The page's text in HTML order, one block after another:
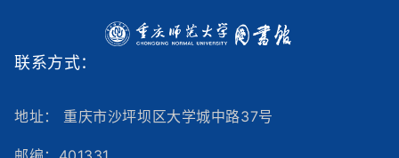
联系方式：
地址： 重庆市沙坪坝区大学城中路37号